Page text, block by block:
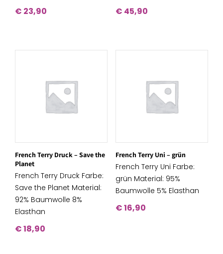
€ 23,90 € 45,90
French Terry Druck – Save the
Planet
French Terry Druck Farbe:
Save the Planet Material:
92% Baumwolle 8%
Elasthan
€18,90
French Terry Uni – grün
French Terry Uni Farbe:
grün Material: 95%
Baumwolle 5% Elasthan
€16,90